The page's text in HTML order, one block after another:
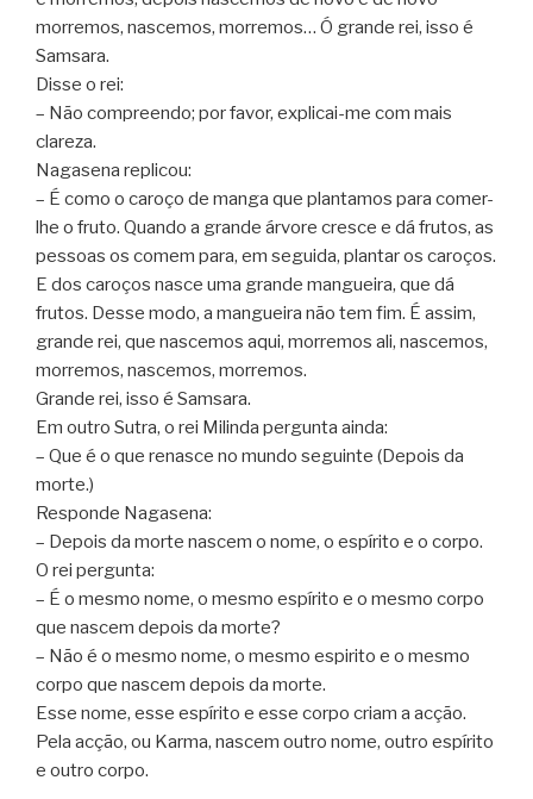
morremos, nascemos, morremos… Ó grande rei, isso é
Samsara.
Disse o rei:
– Não compreendo; por favor, explicai-me com mais
clareza.
Nagasena replicou:
– É como o caroço de manga que plantamos para comer-
lhe o fruto. Quando a grande árvore cresce e dá frutos, as
pessoas os comem para, em seguida, plantar os caroços.
E dos caroços nasce uma grande mangueira, que dá
frutos. Desse modo, a mangueira não tem fim. É assim,
grande rei, que nascemos aqui, morremos ali, nascemos,
morremos, nascemos, morremos.
Grande rei, isso é Samsara.
Em outro Sutra, o rei Milinda pergunta ainda:
– Que é o que renasce no mundo seguinte (Depois da
morte.)
Responde Nagasena:
– Depois da morte nascem o nome, o espírito e o corpo.
O rei pergunta:
– É o mesmo nome, o mesmo espírito e o mesmo corpo
que nascem depois da morte?
– Não é o mesmo nome, o mesmo espirito e o mesmo
corpo que nascem depois da morte.
Esse nome, esse espírito e esse corpo criam a acção.
Pela acção, ou Karma, nascem outro nome, outro espírito
e outro corpo.